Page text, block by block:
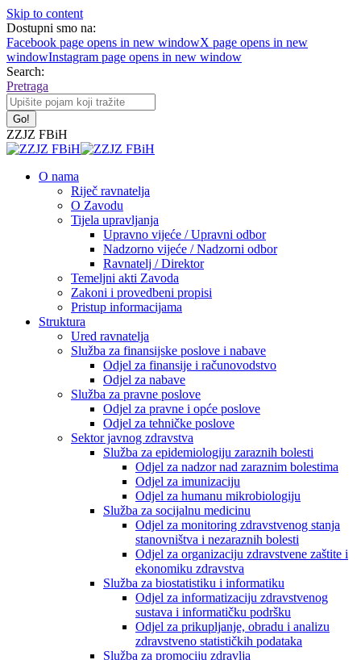
Skip to content
Dostupni smo na:
Facebook page opens in new windowX page opens in new
windowInstagram page opens in new window
Search:
Pretraga
ZZJZ FBiH
O nama
Riječ ravnatelja
O Zavodu
Tijela upravljanja
Upravno vijeće / Upravni odbor
Nadzorno vijeće / Nadzorni odbor
Ravnatelj / Direktor
Temeljni akti Zavoda
Zakoni i provedbeni propisi
Pristup informacijama
Struktura
Ured ravnatelja
Služba za finansijske poslove i nabave
Odjel za finansije i računovodstvo
Odjel za nabave
Služba za pravne poslove
Odjel za pravne i opće poslove
Odjel za tehničke poslove
Sektor javnog zdravstva
Služba za epidemiologiju zaraznih bolesti
Odjel za nadzor nad zaraznim bolestima
Odjel za imunizaciju
Odjel za humanu mikrobiologiju
Služba za socijalnu medicinu
Odjel za monitoring zdravstvenog stanja
stanovništva i nezaraznih bolesti
Odjel za organizaciju zdravstvene zaštite i
ekonomiku zdravstva
Služba za biostatistiku i informatiku
Odjel za informatizaciju zdravstvenog
sustava i informatičku podršku
Odjel za prikupljanje, obradu i analizu
zdravstveno statističkih podataka
Služba za promociju zdravlja